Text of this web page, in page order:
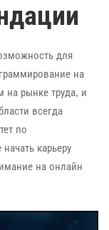
для
на
на рынке труда, и
всегда
по
карьеру
на онлайн